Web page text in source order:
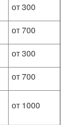
от 300
от 700
от 300
от 700
от 1000